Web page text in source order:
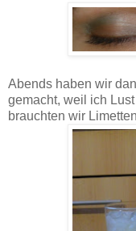
Abends haben wir
gemacht, weil ich
brauchten wir